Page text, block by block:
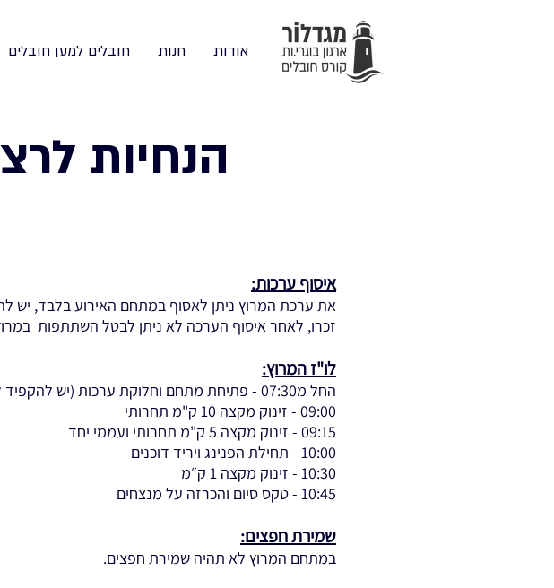
אודות חנות חובלים למען חובלים
הנחיות
איסוף ערכות:
את ערכת המרוץ ניתן לאסוף במתחם האירוע בלבד, יש להגיע 50 דקות לפי הזינוק
זכרו, לאחר איסוף הערכה לא ניתן לבטל השתתפות
לו"ז המרוץ:
החל מ07:30 - פתיחת מתחם וחלוקת ערכות (יש להקפיד להגיע לפחות 50 דקות לפני שעת הזינוק למקצה).
09:00 - זינוק מקצה 10 ק"מ תחרותי
09:15 - זינוק מקצה 5 ק"מ תחרותי ועממי יחד
10:00 - תחילת הפנינג ויריד דוכנים
10:30 - זינוק מקצה 1 ק״מ
10:45 - טקס סיום והכרזה על מנצחים
שמירת חפצים:
במתחם המרוץ לא תהיה שמירת חפצים.